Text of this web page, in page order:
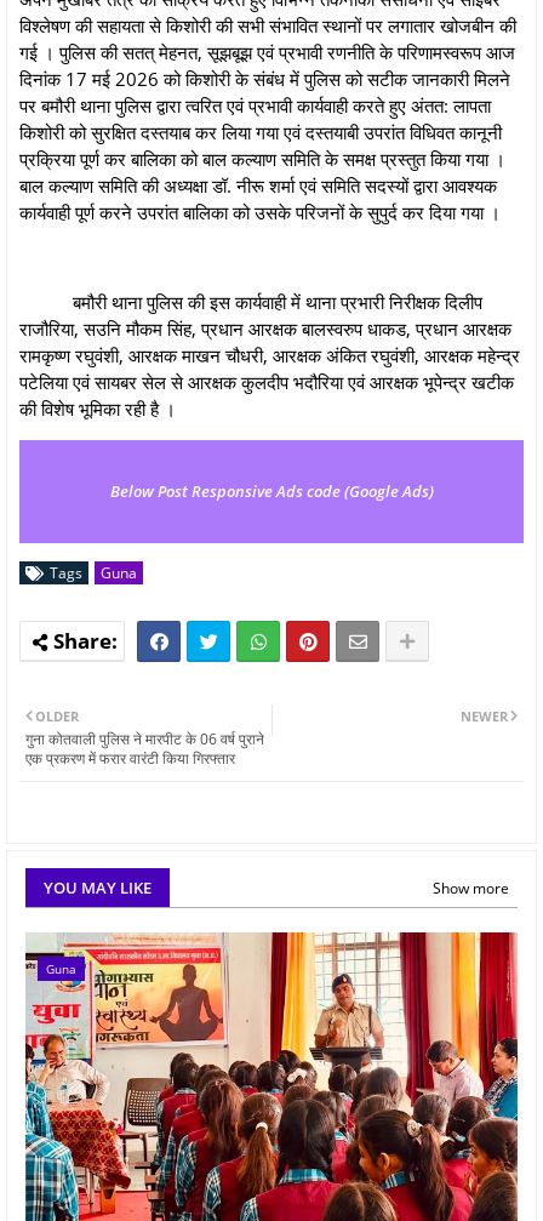
विश्लेषण की सहायता से किशोरी की सभी संभावित स्थानों पर लगातार खोजबीन की
गई । पुलिस की सतत् मेहनत, सूझबूझ एवं प्रभावी रणनीति के परिणामस्वरूप आज
दिनांक 17 मई 2026 को किशोरी के संबंध में पुलिस को सटीक जानकारी मिलने
पर बमौरी थाना पुलिस द्वारा त्वरित एवं प्रभावी कार्यवाही करते हुए अंतत: लापता
किशोरी को सुरक्षित दस्तयाब कर लिया गया एवं दस्तयाबी उपरांत विधिवत कानूनी
प्रक्रिया पूर्ण कर बालिका को बाल कल्याण समिति के समक्ष प्रस्तुत किया गया ।
बाल कल्याण समिति की अध्यक्षा डॉ. नीरू शर्मा एवं समिति सदस्यों द्वारा आवश्यक
कार्यवाही पूर्ण करने उपरांत बालिका को उसके परिजनों के सुपुर्द कर दिया गया ।
बमौरी थाना पुलिस की इस कार्यवाही में थाना प्रभारी निरीक्षक दिलीप
राजौरिया, सउनि मौकम सिंह, प्रधान आरक्षक बालस्वरुप धाकड, प्रधान आरक्षक
रामकृष्ण रघुवंशी, आरक्षक माखन चौधरी, आरक्षक अंकित रघुवंशी, आरक्षक महेन्द्र
पटेलिया एवं सायबर सेल से आरक्षक कुलदीप भदौरिया एवं आरक्षक भूपेन्द्र खटीक
की विशेष भूमिका रही है ।
Below Post Responsive Ads code (Google Ads)
Tags Guna
NEWER
OLDER
गुना कोतवाली पुलिस ने मारपीट के 06 वर्ष पुराने
एक प्रकरण में फरार वारंटी किया गिरफ्तार
YOU MAY LIKE Show more
Guna